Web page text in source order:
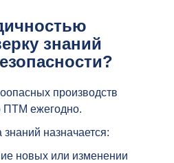
знаний
производств
ПТМ ежегодно.
назначается:
новых или изменении